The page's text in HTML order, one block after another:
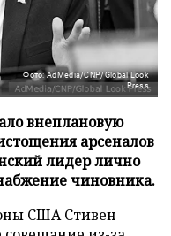
Фото: AdMedia/CNP/Global Look
Press
внеплановую
арсеналов
лидер лично
чиновника.
США Стивен